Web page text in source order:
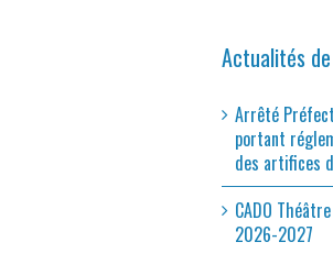
Actualités
Arrêté
portant
des artifices
CADO
2026-2027